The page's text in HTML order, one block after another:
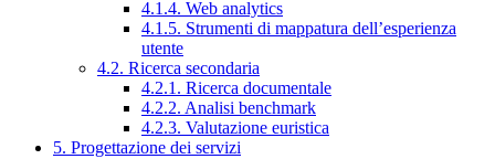
4.1.4. Web analytics
4.1.5. Strumenti di mappatura dell’esperienza
utente
4.2. Ricerca secondaria
4.2.1. Ricerca documentale
4.2.2. Analisi benchmark
4.2.3. Valutazione euristica
5. Progettazione dei servizi